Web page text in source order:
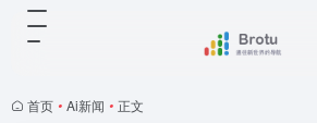
首页 • Ai新闻 • 正文